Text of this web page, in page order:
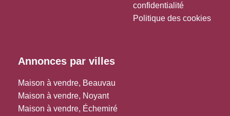
confidentialité
Politique des cookies
Annonces par villes
Maison à vendre, Beauvau
Maison à vendre, Noyant
Maison à vendre, Échemiré